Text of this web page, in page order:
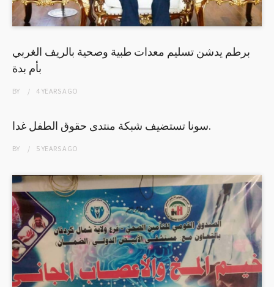
برطم يدشن تسليم معدات طبية وصحية بالريف الغربي
بأم بدة
BY 4 YEARSAGO
سونا تستضيف شبكة منتدى حقوق الطفل غدا.
BY 5 YEARSAGO